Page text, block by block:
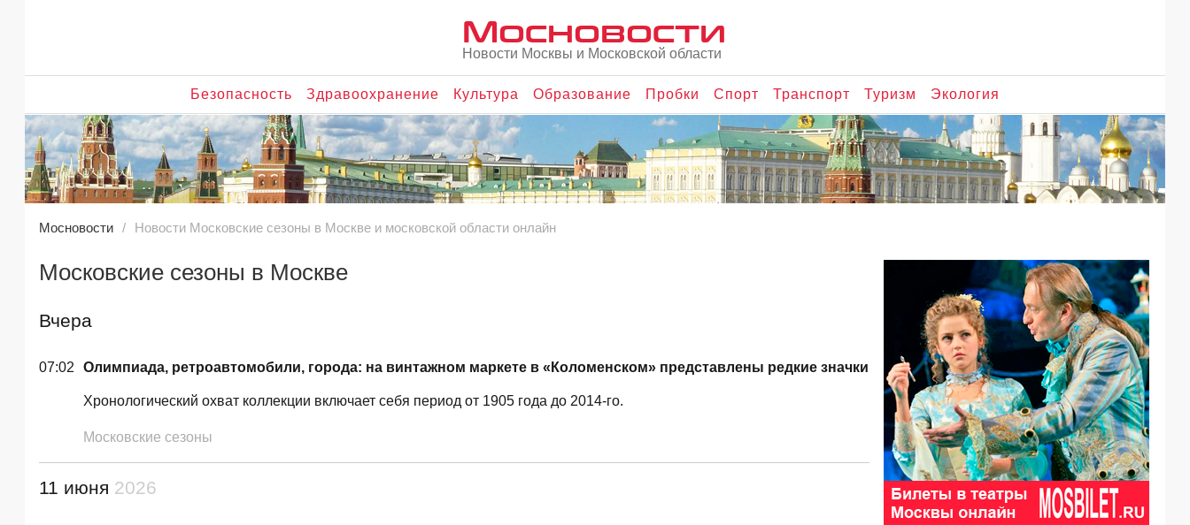
Мосновости
Новости Москвы и Московской области
Безопасность Здравоохранение Культура Образование Пробки Спорт Транспорт Туризм Экология
Мосновости Новости Московские сезоны в Москве и московской области онлайн
Московские сезоны в Москве
Вчера
07:02 Олимпиада, ретроавтомобили, города: на винтажном маркете в «Коломенском» представлены редкие значки
Хронологический охват коллекции включает себя период от 1905 года до 2014-го.
Московские сезоны
11 июня 2026